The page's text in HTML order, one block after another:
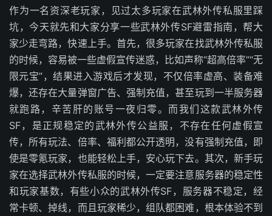
作为一名资深老玩家，见过太多玩家在武林外传私服里踩
坑，今天就先和大家分享一些武林外传SF避雷指南，帮大
家少走弯路，快速上手。首先，很多玩家在找武林外传私服
的时候，容易被一些虚假宣传迷惑，比如声称“超高倍率”“无
限元宝”，结果进入游戏后才发现，不仅倍率虚高、装备难
爆，还存在大量弹窗广告、强制充值，甚至玩到一半服务器
就跑路，辛苦肝的账号一夜归零。而我们这款武林外传
SF，是正规稳定的武林外传公益服，不存在任何虚假宣
传，所有玩法、倍率、福利都公开透明，没有强制充值，即
使是零氪玩家，也能轻松上手，安心玩下去。其次，新手玩
家在选择武林外传私服的时候，一定要注意服务器的稳定性
和玩家基数，有些小众的武林外传SF，服务器不稳定，经
常卡顿、掉线，而且玩家稀少，组队都困难，根本体验不到